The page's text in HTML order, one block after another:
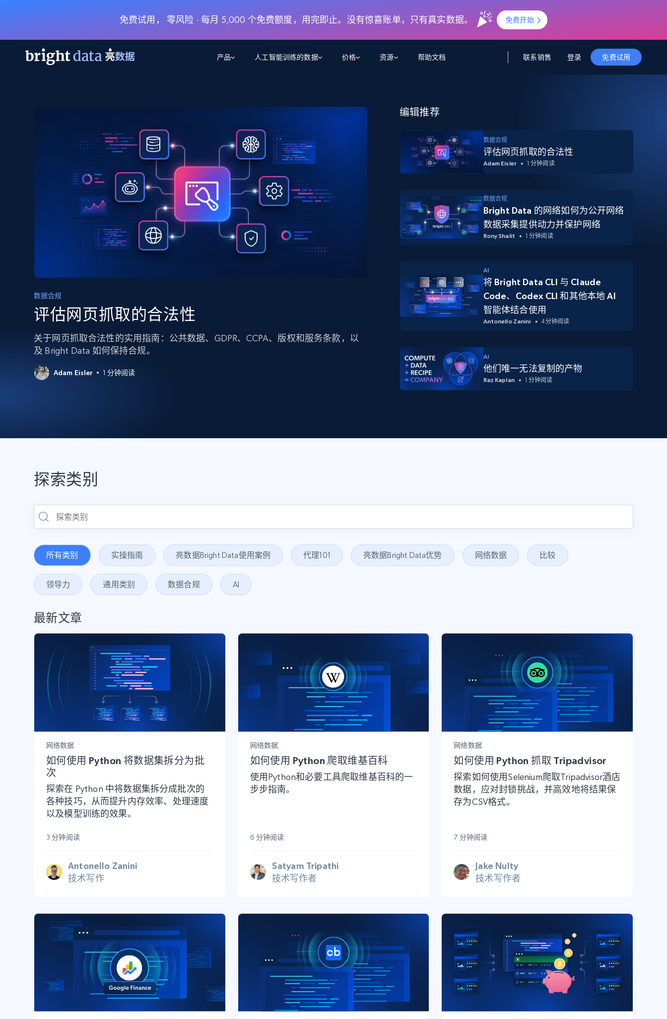
免费试用， 零风险 · 每月 5,000 个免费额度，用完即止。没有惊喜账单，只有真实数据。 免费开始
产品
Discover API 免费
始终在线的代理实时网页发现
搜索引擎结果页 API
按需获取多引擎搜索结果
Google Bing Duckduckgo Yandex
爬虫浏览器 API
键启动内置隐匿模式的远程浏览器
领英
爬虫工作室
将任何网站转化为数据管道
数据集
来自 600+ 个域名的预收集数据
领英 电商 社交媒体
缓存速递
实时网页数据，采集即交付
企业级数据服务
为企业级数据收集量身定制
代理服务
动态代理
用于数据获取的高速代理
人工智能训练的数据
视频信息流——为 VLA 准备就绪
获取持续、定向的网页视频，用于训练人形机
器人策略
为各行各业生成可直接用于LLM的数据集
智能体浏览器
让智能体浏览网站并自动执行任务
站式工具包，全面解锁网页
演示智能体
集成
价格
免费套餐
爬虫 API
$1/1k请求
搜索引擎 API
免费套餐
爬虫浏览器 API
起价
$5/GB
爬虫工作室定价
免费套餐
数据集
缓存速递
托管式数据
采集
起价
$1500/月
代理基础设施
资源
第三方工具集成
浏览器扩展
代理网络检查
网站地图
博客
案例研究
网络研讨会
代理位置
产品技术视频
联盟推荐
信任中心
帮助文档 登录
联系销售 免费试用
数据合规
评估网页抓取的合法性
关于网页抓取合法性的实用指南：公共数据、GDPR、CCPA、版权和服务条款，以
及 Bright Data 如何保持合规。
Adam Eisler 1 分钟阅读
编辑推荐
数据合规
评估网页抓取的合法性
Adam Eisler 1 分钟阅读
数据合规
Bright Data 的网络如何为公开网络
数据采集提供动力并保护网络
Rony Shalit 1 分钟阅读
AI
将 Bright Data CLI 与 Claude
Code、Codex CLI 和其他本地 AI
智能体结合使用
Antonello Zanini 4 分钟阅读
AI
他们唯一无法复制的产物
Raz Kaplan 1 分钟阅读
探索类别
所有类别 实操指南 亮数据Bright Data使用案例 代理101 亮数据Bright Data优势 网络数据 比较
领导力 通用类别 数据合规 AI
最新文章
网络数据
如何使用 Python 将数据集拆分为批
次
探索在 Python 中将数据集拆分成批次的
各种技巧，从而提升内存效率、处理速度
以及模型训练的效果。
3 分钟阅读
Antonello Zanini
技术写作
网络数据
如何使用 Python 爬取维基百科
使用Python和必要工具爬取维基百科的一
步步指南。
6 分钟阅读
Satyam Tripathi
技术写作者
网络数据
如何使用 Python 抓取 Tripadvisor
探索如何使用Selenium爬取Tripadvisor酒店
数据，应对封锁挑战，并高效地将结果保
存为CSV格式。
7 分钟阅读
Jake Nulty
技术写作者